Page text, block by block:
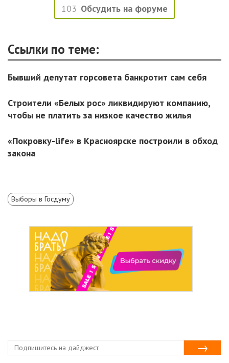
103 Обсудить на форуме
Ссылки по теме:
Бывший депутат горсовета банкротит сам себя
Строители «Белых рос» ликвидируют компанию,
чтобы не платить за низкое качество жилья
«Покровку-life» в Красноярске построили в обход
закона
Выборы в Госдуму